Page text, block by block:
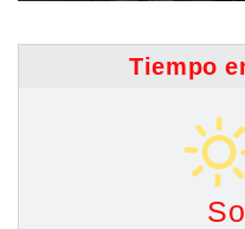
Tiempo